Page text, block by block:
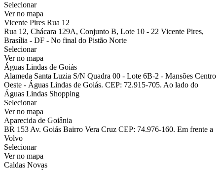
Selecionar
Ver no mapa
Vicente Pires Rua 12
Rua 12, Chácara 129A, Conjunto B, Lote 10 - 22 Vicente Pires,
Brasília - DF - No final do Pistão Norte
Selecionar
Ver no mapa
Águas Lindas de Goiás
Alameda Santa Luzia S/N Quadra 00 - Lote 6B-2 - Mansões Centro
Oeste - Águas Lindas de Goiás. CEP: 72.915-705. Ao lado do
Águas Lindas Shopping
Selecionar
Ver no mapa
Aparecida de Goiânia
BR 153 Av. Goiás Bairro Vera Cruz CEP: 74.976-160. Em frente a
Volvo
Selecionar
Ver no mapa
Caldas Novas